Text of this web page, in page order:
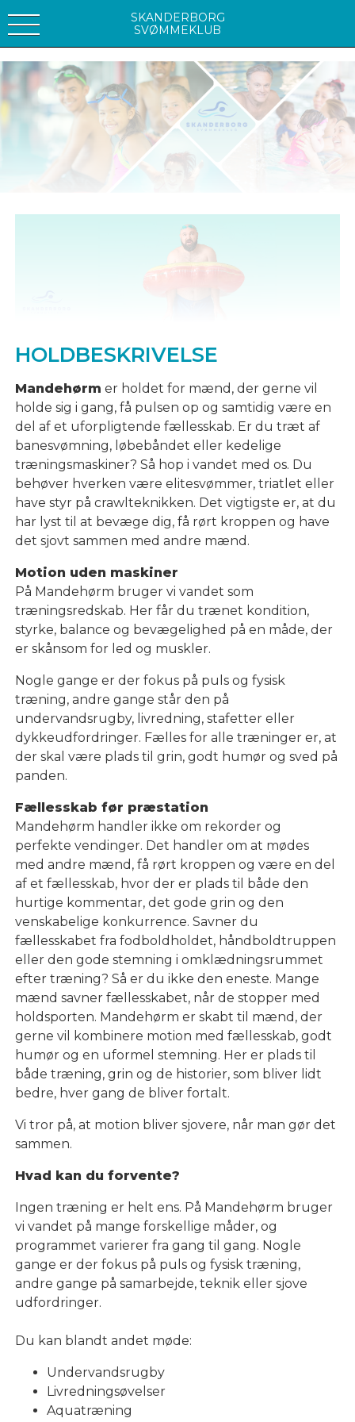
SKANDERBORG
SVØMMEKLUB
HOLDBESKRIVELSE
Mandehørm er holdet for mænd, der gerne vil
holde sig i gang, få pulsen op og samtidig være en
del af et uforpligtende fællesskab. Er du træt af
banesvømning, løbebåndet eller kedelige
træningsmaskiner? Så hop i vandet med os. Du
behøver hverken være elitesvømmer, triatlet eller
have styr på crawlteknikken. Det vigtigste er, at du
har lyst til at bevæge dig, få rørt kroppen og have
det sjovt sammen med andre mænd.
Motion uden maskiner
På Mandehørm bruger vi vandet som
træningsredskab. Her får du trænet kondition,
styrke, balance og bevægelighed på en måde, der
er skånsom for led og muskler.
Nogle gange er der fokus på puls og fysisk
træning, andre gange står den på
undervandsrugby, livredning, stafetter eller
dykkeudfordringer. Fælles for alle træninger er, at
der skal være plads til grin, godt humør og sved på
panden.
Fællesskab før præstation
Mandehørm handler ikke om rekorder og
perfekte vendinger. Det handler om at mødes
med andre mænd, få rørt kroppen og være en del
af et fællesskab, hvor der er plads til både den
hurtige kommentar, det gode grin og den
venskabelige konkurrence. Savner du
fællesskabet fra fodboldholdet, håndboldtruppen
eller den gode stemning i omklædningsrummet
efter træning? Så er du ikke den eneste. Mange
mænd savner fællesskabet, når de stopper med
holdsporten. Mandehørm er skabt til mænd, der
gerne vil kombinere motion med fællesskab, godt
humør og en uformel stemning. Her er plads til
både træning, grin og de historier, som bliver lidt
bedre, hver gang de bliver fortalt.
Vi tror på, at motion bliver sjovere, når man gør det
sammen.
Hvad kan du forvente?
Ingen træning er helt ens. På Mandehørm bruger
vi vandet på mange forskellige måder, og
programmet varierer fra gang til gang. Nogle
gange er der fokus på puls og fysisk træning,
andre gange på samarbejde, teknik eller sjove
udfordringer.
Du kan blandt andet møde:
Undervandsrugby
Livredningsøvelser
Aquatræning